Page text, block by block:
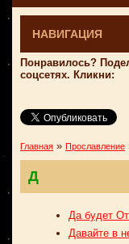
НАВИГАЦИЯ
Понравилось?
соцсетях. Кликни:
Главная » Прославление
Д
Да будет
Давайте в